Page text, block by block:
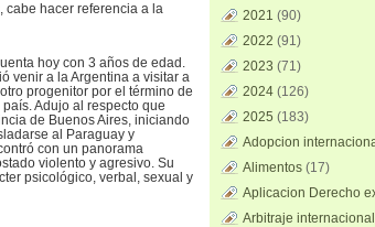
cabe hacer referencia a la
hoy con 3 años de edad.
venir a la Argentina a visitar a
progenitor por el término de
Adujo al respecto que
de Buenos Aires, iniciando
al Paraguay y
con un panorama
violento y agresivo. Su
psicológico, verbal, sexual y
2021 (90)
2022 (91)
2023 (71)
2024 (126)
2025 (183)
Adopcion
Alimentos (17)
Aplicacion Derecho
Arbitraje internacional